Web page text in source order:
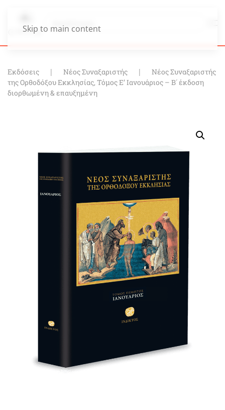
Skip to main content
Εκδόσεις Νέος Συναξαριστής
Νέος Συναξαριστής
της Ορθοδόξου Εκκλησίας, Τόμος Ε’ Ιανουάριος – Β´ έκδοση
διορθωμένη & επαυξημένη